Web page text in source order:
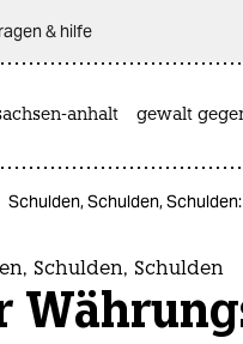
& hilfe
anhalt gewalt
Schulden, Schulden,
Schulden, Schulden